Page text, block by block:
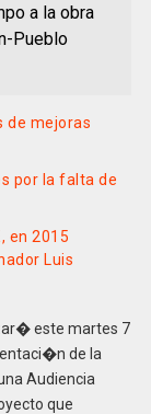
a la obra
Pueblo
de mejoras
por la falta de
en 2015
Luis
este martes 7
de la
Audiencia
que